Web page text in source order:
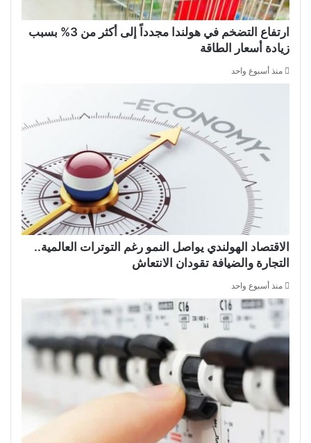
ارتفاع التضخم في هولندا مجدداً إلى أكثر من 3% بسبب
زيادة أسعار الطاقة
منذ أسبوع واحد
الاقتصاد الهولندي يواصل النمو رغم التوترات العالمية..
التجارة والضيافة تقودان الانتعاش
منذ أسبوع واحد